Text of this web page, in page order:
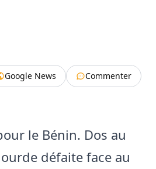
Google News
Commenter
le Bénin. Dos au
défaite face au